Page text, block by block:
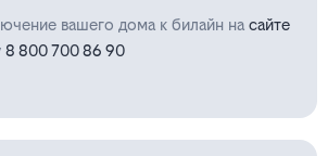
вашего дома к билайн на сайте
8 800 700 86 90